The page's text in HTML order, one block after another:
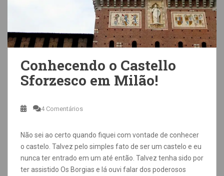
Conhecendo o Castello
Sforzesco em Milão!
4 Comentários
Não sei ao certo quando fiquei com vontade de conhecer
o castelo. Talvez pelo simples fato de ser um castelo e eu
nunca ter entrado em um até então. Talvez tenha sido por
ter assistido Os Borgias e lá ouvi falar dos poderosos